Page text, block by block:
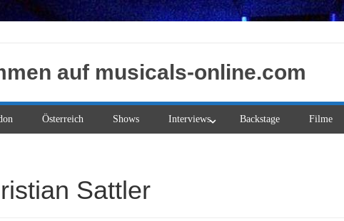
auf musicals-online.com
Österreich Shows Interviews Backstage Filme
Sattler